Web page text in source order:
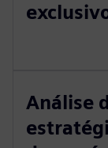
Análise